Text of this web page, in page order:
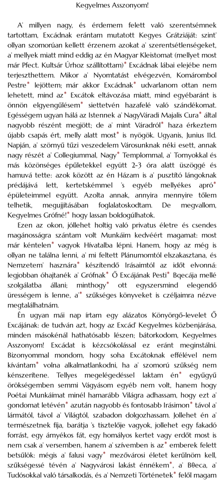
Kegyelmes Asszonyom!
A’ millyen nagy, és érdemem felett való szerentsémnek
tartottam, Excádnak erántam mutatott Kegyes Grátziáját: szint’
ollyan szomorúan kellett érzenem azokat a’ szerentsétlenségeket,
a’ mellyek miatt mind eddig az én Magyar Kleistomat (mellyet most
már Pfect. KultsárÚrhoz szállítottam)* Excádnak lábai elejébe nem
terjeszthettem. Mikor a’ Nyomtatást elvégezvén, Komárombol
Pestre* lejöttem; már akkor Excádnak*
udvarlanom ottan nem
lehetett, mind az* Excátok eltávozása miatt, mind egyébaránt is
önnön elgyengűlésem*
siettetvén hazafelé való szándékomat.
Egésségem ugyan hálá az Istennek a’ NagyVáradiMajalis Cura* által
nagyobb részént megjött; de a’ mint Váradról*
haza érkeztem
újabb csapás ért, melly alatt most* is nyögök. Ugyanis, Junius 11d.
Napján, a’ szörnyű tűzi veszedelem Városunknak néki esett, annak
nagy részét a’ Collegiummal, Nagy* Templommal, a’ Tornyokkal és
más közönséges épűletekkel együtt 2-3 óra alatt üszöggé és
hamuvá tette: azok között az én Házam is a’ pusztító lángoknak
prédájává lett, kertetskémmel ’s egyéb mellyékes apró*
épületeimmel együtt. Azolta annak, annyira mennyire tőlem
telhetik, megujjításában foglalatoskodtam. De megvallom,
Kegyelmes Grófné!* hogy lassan boldogúlhatok.
Ezen az okon, jóllehet holtig való privatuséletre és csendes
magánosságra szántam volt Munkáim kedvéért magamat: most
már kéntelen*
vagyok Hívatalba lépni. Hanem, hogy az még is
ollyan ne találna lenni, a’ mi feltett Plánumomtól elszakasztana, és
Nemzetem’ hasznára*
készítendő Irásaimtól az időt elvonná:
legjobban óhajtanék a’Grófnak* Ő Excájának Pesti* Bqecájamellé
szolgálatba állani; minthogy*
ott egyszersmind elegendő
ürességem is lenne, a’*
szűkséges könyveket is czéljaimra nézve
megtalálhatnám.
Én ugyan mái nap írtam egy alázatos Könyörgő-levelet Ő
Excájának: de tudván azt, hogy az Excád’ Kegyelmes közbenjárása,
minden másokénál hathatósabb lészen; bátorkodom, Kegyelmes
Asszonyom! Excádatis kézcsókolással ez eránt meginstálni.
Bizonyommal mondom, hogy soha Excátoknak effélével nem
kívántam*
volna alkalmatlankodni, ha a’ szomorú szűkség nem
kénszerítene. Tellyes megelégedéssel laktam én*
egyűgyű
örökségemben semmi Vágyásom egyéb nem volt, hanem hogy
Poétai Munkáímat minél hamarább Világra adhassam, hogy ezt a’
gondomat letévén* azután nagyobb és fontosabb Irásimon* távol a’
lármától, távol a’ Világtól, szabadon dolgozhassam. Jollehet én a’
természetnek fíja, barátja ’s tisztelője vagyok, jollehet egy fakadó
forrást, egy árnyékos fát, egy homályos kertet vagy erdőt most is
nem csak a’ versemben, hanem a’ szívemben is az* emberek felett
betsűlök: mégis a’ falusi vagy* mezővárosi életet kerűlnöm kell,
szűkségessé tévén a’ Nagyvárosi lakást énnékem*, a’ Bθeca, a’
Tudósokkal való társalkodás, és a’ Nemzeti Történetek* felől magam